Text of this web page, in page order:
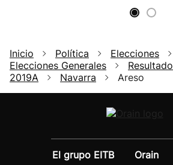
Inicio Política
Elecciones
Elecciones Generales
2019A
Navarra Areso
El grupo EITB
Orain